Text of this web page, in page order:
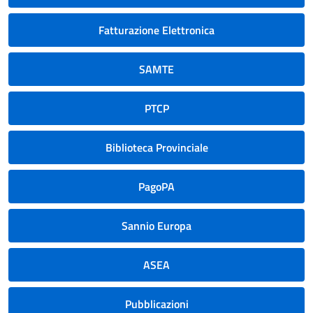
Fatturazione Elettronica
SAMTE
PTCP
Biblioteca Provinciale
PagoPA
Sannio Europa
ASEA
Pubblicazioni